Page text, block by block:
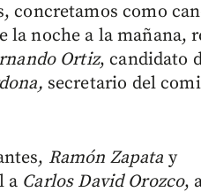
concretamos como
la noche a la mañana,
Ortiz, candidato
secretario del
Ramón Zapata y
a Carlos David Orozco,